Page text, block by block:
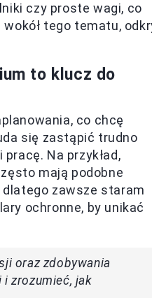
czy proste wagi, co
tego tematu,
to klucz do
co chcę
się zastąpić trudno
Na przykład,
mają podobne
zawsze staram
ochronne, by unikać
oraz zdobywania
zrozumieć, jak